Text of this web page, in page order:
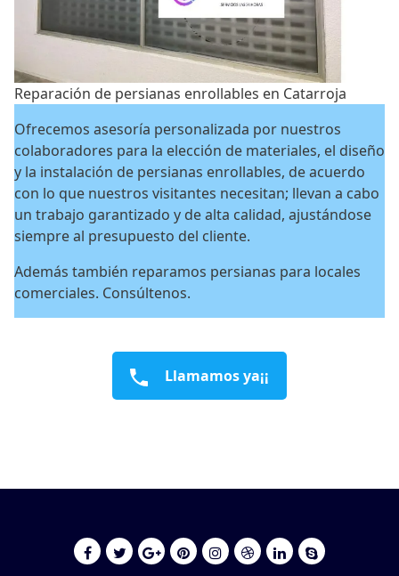
Reparación de persianas enrollables en Catarroja
Ofrecemos asesoría personalizada por nuestros
colaboradores para la elección de materiales, el diseño
y la instalación de persianas enrollables, de acuerdo
con lo que nuestros visitantes necesitan; llevan a cabo
un trabajo garantizado y de alta calidad, ajustándose
siempre al presupuesto del cliente.
Además también reparamos persianas para locales
comerciales. Consúltenos.
Llamamos ya¡¡